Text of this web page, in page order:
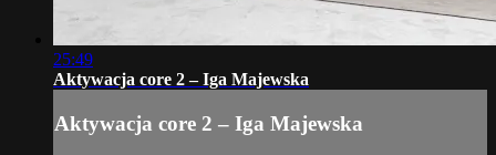
25:49
Aktywacja core 2 – Iga Majewska
Aktywacja core 2 – Iga Majewska